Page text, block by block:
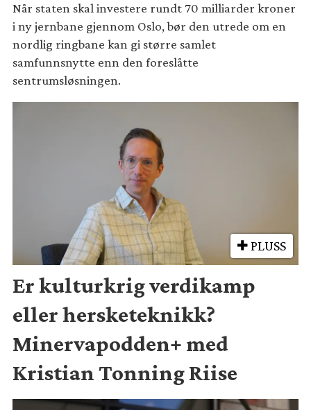
Når staten skal investere rundt 70 milliarder kroner
i ny jernbane gjennom Oslo, bør den utrede om en
nordlig ringbane kan gi større samlet
samfunnsnytte enn den foreslåtte
sentrumsløsningen.
PLUSS
Er kulturkrig verdikamp
eller hersketeknikk?
Minervapodden+ med
Kristian Tonning Riise